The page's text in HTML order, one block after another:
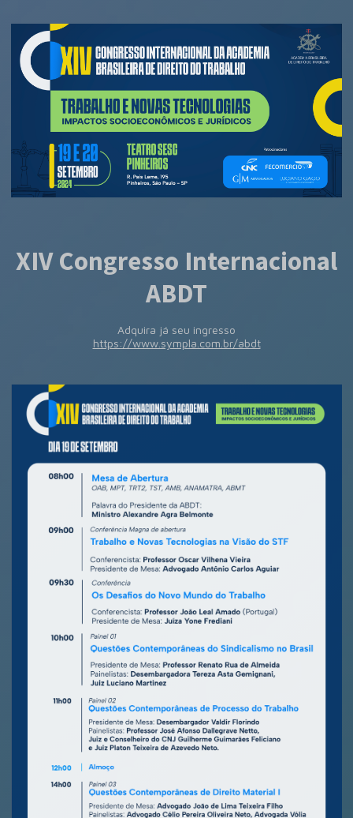
XIV Congresso Internacional
ABDT
Adquira já seu ingresso
https://www.sympla.com.br/abdt